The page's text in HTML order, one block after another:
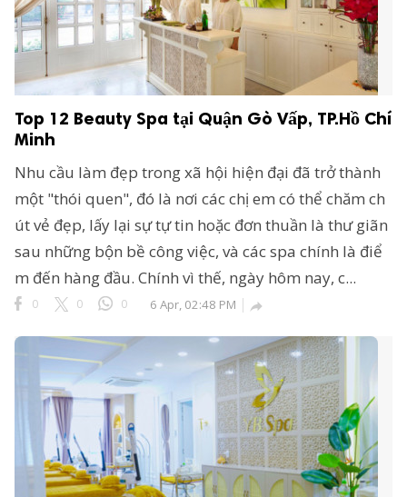
Top 12 Beauty Spa tại Quận Gò Vấp, TP.Hồ Chí
Minh
Nhu cầu làm đẹp trong xã hội hiện đại đã trở thành
một "thói quen", đó là nơi các chị em có thể chăm ch
út vẻ đẹp, lấy lại sự tự tin hoặc đơn thuần là thư giãn
sau những bộn bề công việc, và các spa chính là điể
m đến hàng đầu. Chính vì thế, ngày hôm nay, c...
0 0 0 6 Apr, 02:48 PM 